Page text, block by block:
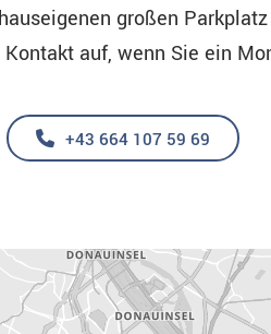
großen
auf, wenn Sie ein
+43 664 107 59 69